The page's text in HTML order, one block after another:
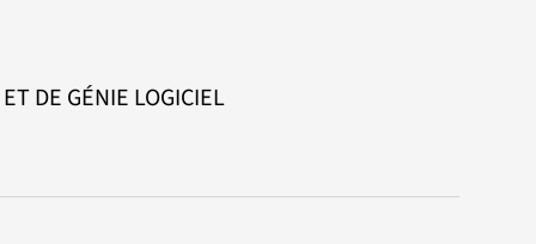
DE GÉNIE LOGICIEL